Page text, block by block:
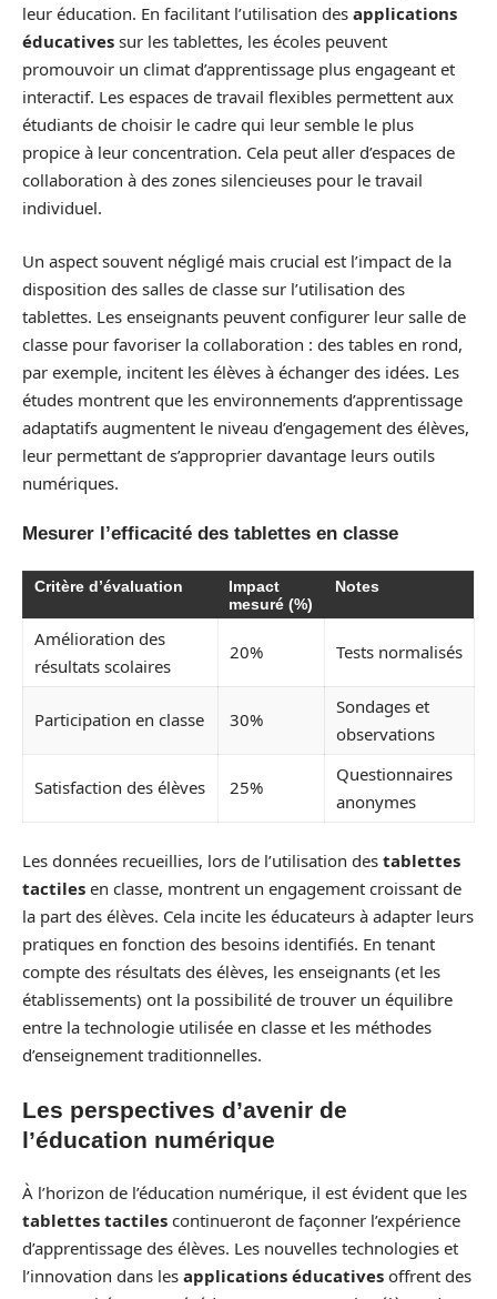
leur éducation. En facilitant l’utilisation des applications
éducatives sur les tablettes, les écoles peuvent
promouvoir un climat d’apprentissage plus engageant et
interactif. Les espaces de travail flexibles permettent aux
étudiants de choisir le cadre qui leur semble le plus
propice à leur concentration. Cela peut aller d’espaces de
collaboration à des zones silencieuses pour le travail
individuel.
Un aspect souvent négligé mais crucial est l’impact de la
disposition des salles de classe sur l’utilisation des
tablettes. Les enseignants peuvent configurer leur salle de
classe pour favoriser la collaboration : des tables en rond,
par exemple, incitent les élèves à échanger des idées. Les
études montrent que les environnements d’apprentissage
adaptatifs augmentent le niveau d’engagement des élèves,
leur permettant de s’approprier davantage leurs outils
numériques.
Mesurer l’efficacité des tablettes en classe
Critère d’évaluation
Impact
mesuré (%)
Notes
Amélioration des
résultats scolaires
20% Tests normalisés
Participation en classe 30%
Sondages et
observations
Satisfaction des élèves 25%
Questionnaires
anonymes
Les données recueillies, lors de l’utilisation des tablettes
tactiles en classe, montrent un engagement croissant de
la part des élèves. Cela incite les éducateurs à adapter leurs
pratiques en fonction des besoins identifiés. En tenant
compte des résultats des élèves, les enseignants (et les
établissements) ont la possibilité de trouver un équilibre
entre la technologie utilisée en classe et les méthodes
d’enseignement traditionnelles.
Les perspectives d’avenir de
l’éducation numérique
À l’horizon de l’éducation numérique, il est évident que les
tablettes tactiles continueront de façonner l’expérience
d’apprentissage des élèves. Les nouvelles technologies et
l’innovation dans les applications éducatives offrent des